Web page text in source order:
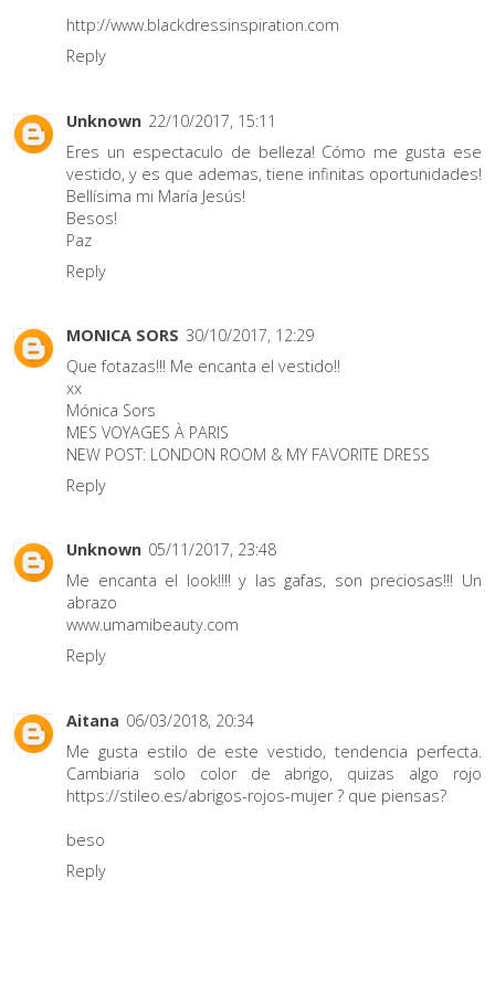
http://www.blackdressinspiration.com
Reply
Unknown 22/10/2017, 15:11
Eres un espectaculo de belleza! Cómo me gusta ese
vestido, y es que ademas, tiene infinitas oportunidades!
Bellísima mi María Jesús!
Besos!
Paz
Reply
MONICA SORS 30/10/2017, 12:29
Que fotazas!!! Me encanta el vestido!!
xx
Mónica Sors
MES VOYAGES À PARIS
NEW POST: LONDON ROOM & MY FAVORITE DRESS
Reply
Unknown 05/11/2017, 23:48
Me encanta el look!!!! y las gafas, son preciosas!!! Un
abrazo
www.umamibeauty.com
Reply
Aitana 06/03/2018, 20:34
Me gusta estilo de este vestido, tendencia perfecta.
Cambiaria solo color de abrigo, quizas algo rojo
https://stileo.es/abrigos-rojos-mujer? que piensas?
beso
Reply